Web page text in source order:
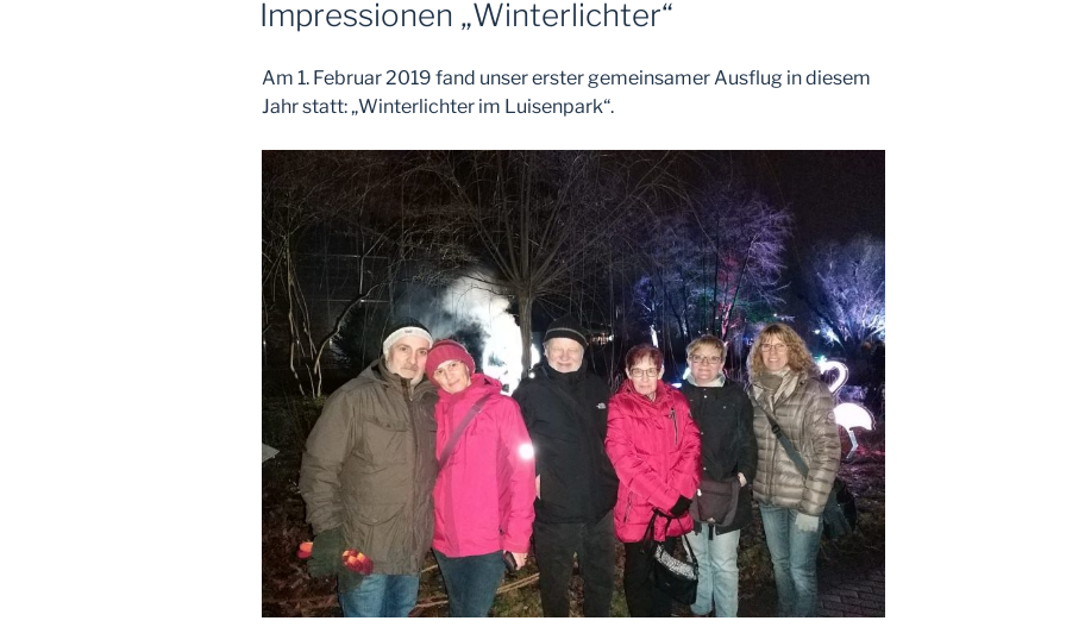
Impressionen „Winterlichter“
Am 1. Februar 2019 fand unser erster gemeinsamer Ausflug in diesem
Jahr statt: „Winterlichter im Luisenpark“.